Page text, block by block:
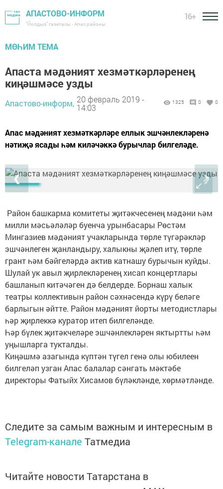
АПАСТОВО-ИНФОРМ
"Йолдыз" газетасы - Апас районы
16+
МӨҺИМ ТЕМА
Апаста мәдәният хезмәткәрләренең
киңәшмәсе узды
Апастово-информ, 20 февраль 2019 -
14:03
1325 0 0
Апас мәдәният хезмәткәрләре еллык эшчәнлекләренә
нәтиҗә ясады һәм киләчәккә бурычлар билгеләде.
❮ ❯
Район башкарма комитеты җитәкчесенең мәдәни һәм
милли мәсьәләләр буенча урынбасары Рөстәм
Мингазиев мәдәният учакларында төрле түгәрәкләр
эшчәнлеген җанландыру, халыкны җәлеп итү, төрле
грант һәм бәйгеләрдә актив катнашу бурычын куйды.
Шулай ук авыл җирлекләренең хисап концертлары
башланып китәчәген дә белдерде. Борнаш халык
театры коллективын район сәхнәсендә күрү беләге
барлыгын әйтте. Район мәдәният йорты методистлары
һәр җирлеккә куратор итеп билгеләнде.
Һәр бүлек җитәкчеләре эшчәнлекләрен яктыртты һәм
уңышларга тукталды.
Киңәшмә азагында күптән түгел генә олы юбилеен
билгеләп узган Апас балалар сәнгать мәктәбе
директоры Фатыйх Хисамов бүләкләнде, хөрмәтләнде.
Следите за самым важным и интересным в
Telegram-канале Татмедиа
Читайте новости Татарстана в